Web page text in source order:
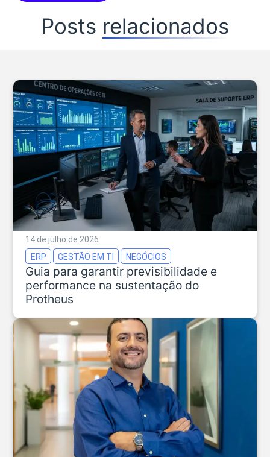
Posts relacionados
14 de julho de 2026
ERP
GESTÃO EM TI NEGÓCIOS
Guia para garantir previsibilidade e
performance na sustentação do
Protheus